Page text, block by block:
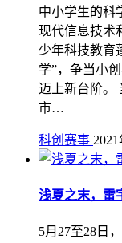
中小学生的科
现代信息技术
少年科技教育
学”，争当小
迈上新台阶。
市…
科创赛事
浅夏之末，雷
5月27至28日